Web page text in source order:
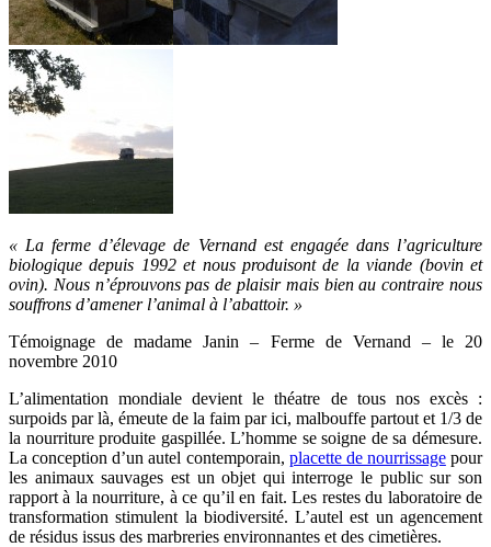
« La ferme d’élevage de Vernand est engagée dans l’agriculture
biologique depuis 1992 et nous produisont de la viande (bovin et
ovin). Nous n’éprouvons pas de plaisir mais bien aucontraire nous
souffrons d’amener l’animal à l’abattoir. »
Témoignage de madame Janin – Ferme de Vernand – le 20
novembre 2010
L’alimentation mondiale devient le théatre de tous nos excès :
surpoids par là, émeute de la faim par ici, malbouffe partout et 1/3 de
la nourriture produite gaspillée. L’homme se soigne de sa démesure.
La conception d’un autel contemporain, placette de nourrissagepour
les animaux sauvages est un objet qui interroge le public sur son
rapport à la nourriture, à ce qu’il en fait. Les restes du laboratoire de
transformation stimulent la biodiversité. L’autel est un agencement
de résidus issus des marbreries environnantes et des cimetières.